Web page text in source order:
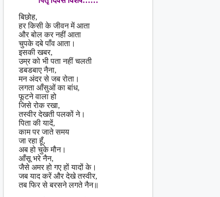
बिछोह,
हर किसी के जीवन में आता
और बोल कर नहीं आता
चुपके दबे पाँव आता।
इसकी खबर,
उम्र को भी पता नहीं चलती
डबडबाए नैना,
मन अंदर से जब रोता।
लगता आँसुओं का बांध,
फूटने वाला हो
जिसे रोक रखा,
तस्वीर देखती पलकों ने।
पिता की यादें,
काम पर जाते समय
जा रहा हूँ,
अब हो चुके मौन।
आँसू भरे नैन,
जैसे अमर हो गए हों यादों के।
जब याद करें और देखे तस्वीर,
तब फिर से बरसने लगते नैन॥